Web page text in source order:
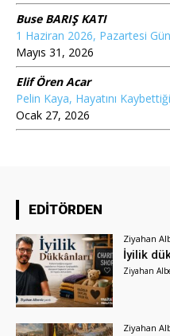
Buse BARIŞ KATI
1 Haziran 2026, Pazartesi
Mayıs 31, 2026
Elif Ören Acar
Pelin Kaya, Hayatını
Ocak 27, 2026
EDİTÖRDEN
Ziyahan
İyilik
Ziyahan
Ziyahan